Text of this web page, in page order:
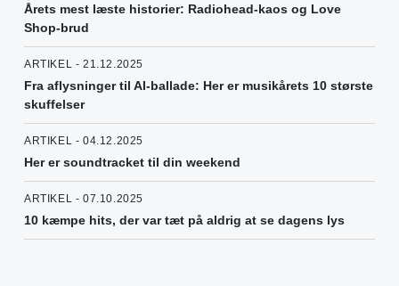
Årets mest læste historier: Radiohead-kaos og Love
Shop-brud
ARTIKEL - 21.12.2025
Fra aflysninger til AI-ballade: Her er musikårets 10 største
skuffelser
ARTIKEL - 04.12.2025
Her er soundtracket til din weekend
ARTIKEL - 07.10.2025
10 kæmpe hits, der var tæt på aldrig at se dagens lys